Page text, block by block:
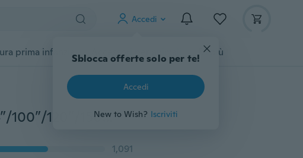
Accedi
Sblocca offerte solo per te!
Accedi
New to Wish? Iscriviti
prima infanzia Accessori per animali Di più
Schermo per proiettore portatile da 60”/70”/84”/100”/120”/150” Schermo di proiezione diagonale bianco HD 16:9 Home Theater pieghevole per la proiezione di pareti in interni ed esterni
1,091